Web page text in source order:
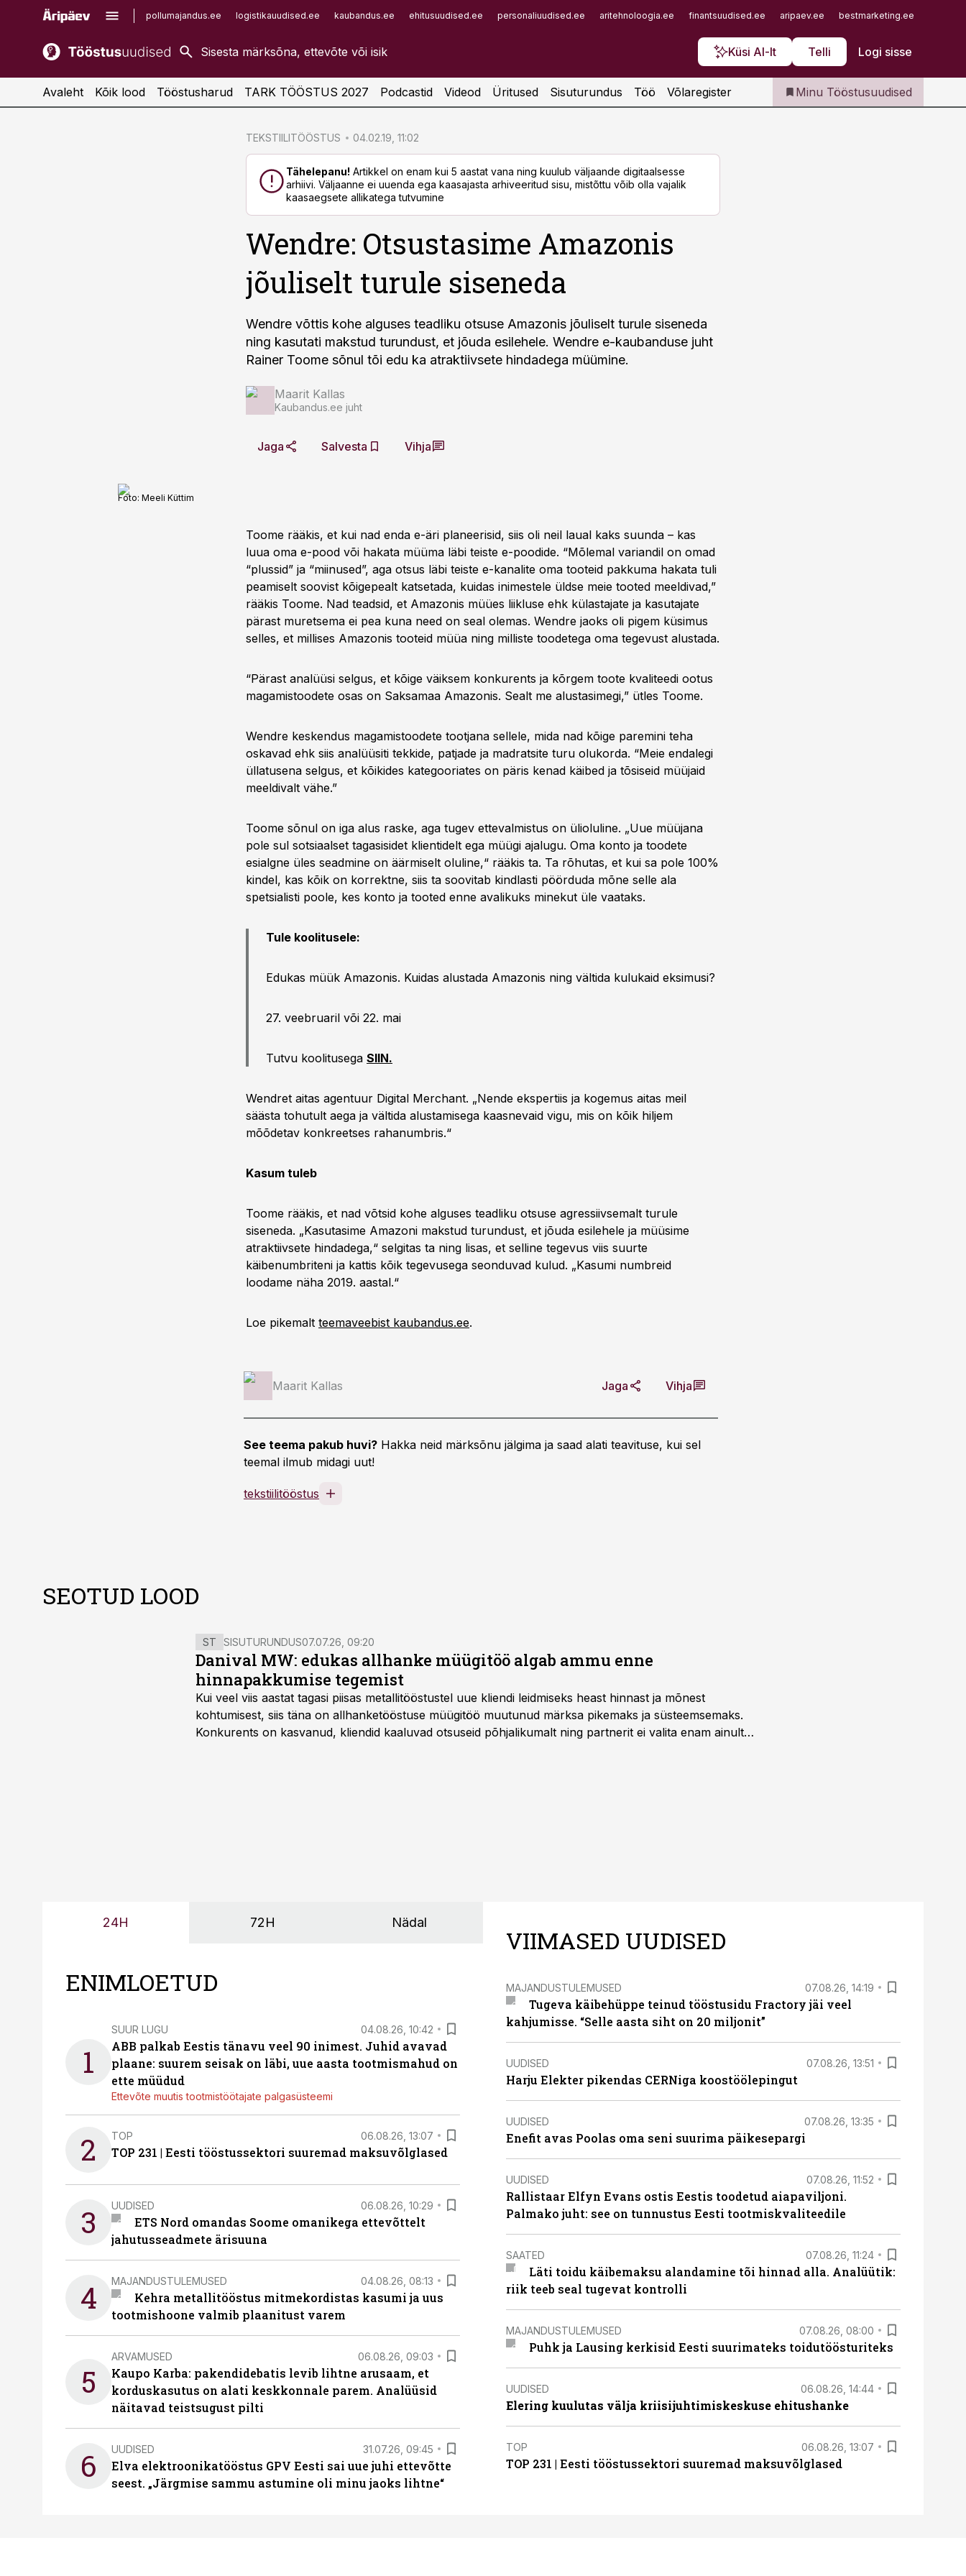
pollumajandus.ee logistikauudised.ee kaubandus.ee ehitusuudised.ee personaliuudised.ee aritehnoloogia.ee finantsuudised.ee aripaev.ee bestmarketing.ee
Küsi AI-lt Telli Logi sisse
kaubandus.ee
kinnisvarauudised.ee
imelineajalugu.ee
Infopank
Iseteenindus
Telli Tööstusuudised
Avaleht Kõik lood Tööstusharud TARK TÖÖSTUS 2027 Podcastid Videod Üritused Sisuturundus Töö Võlaregister Minu Tööstusuudised
TEKSTIILITÖÖSTUS 04.02.19, 11:02
Tähelepanu! Artikkel on enam kui 5 aastat vana ning kuulub väljaande digitaalsesse
arhiivi. Väljaanne ei uuenda ega kaasajasta arhiveeritud sisu, mistõttu võib olla vajalik
kaasaegsete allikatega tutvumine
Wendre: Otsustasime Amazonis
jõuliselt turule siseneda
Wendre võttis kohe alguses teadliku otsuse Amazonis jõuliselt turule siseneda
ning kasutati makstud turundust, et jõuda esilehele. Wendre e-kaubanduse juht
Rainer Toome sõnul tõi edu ka atraktiivsete hindadega müümine.
Maarit Kallas
Kaubandus.ee juht
Jaga Salvesta Vihja
Foto: Meeli Küttim
Toome rääkis, et kui nad enda e-äri planeerisid, siis oli neil laual kaks suunda – kas
luua oma e-pood või hakata müüma läbi teiste e-poodide. “Mõlemal variandil on omad
“plussid” ja “miinused”, aga otsus läbi teiste e-kanalite oma tooteid pakkuma hakata tuli
peamiselt soovist kõigepealt katsetada, kuidas inimestele üldse meie tooted meeldivad,”
rääkis Toome. Nad teadsid, et Amazonis müües liikluse ehk külastajate ja kasutajate
pärast muretsema ei pea kuna need on seal olemas. Wendre jaoks oli pigem küsimus
selles, et millises Amazonis tooteid müüa ning milliste toodetega oma tegevust alustada.
“Pärast analüüsi selgus, et kõige väiksem konkurents ja kõrgem toote kvaliteedi ootus
magamistoodete osas on Saksamaa Amazonis. Sealt me alustasimegi,” ütles Toome.
Wendre keskendus magamistoodete tootjana sellele, mida nad kõige paremini teha
oskavad ehk siis analüüsiti tekkide, patjade ja madratsite turu olukorda. “Meie endalegi
üllatusena selgus, et kõikides kategooriates on päris kenad käibed ja tõsiseid müüjaid
meeldivalt vähe.”
Toome sõnul on iga alus raske, aga tugev ettevalmistus on ülioluline. „Uue müüjana
pole sul sotsiaalset tagasisidet klientidelt ega müügi ajalugu. Oma konto ja toodete
esialgne üles seadmine on äärmiselt oluline,“ rääkis ta. Ta rõhutas, et kui sa pole 100%
kindel, kas kõik on korrektne, siis ta soovitab kindlasti pöörduda mõne selle ala
spetsialisti poole, kes konto ja tooted enne avalikuks minekut üle vaataks.
Tule koolitusele:
Edukas müük Amazonis. Kuidas alustada Amazonis ning vältida kulukaid eksimusi?
27. veebruaril või 22. mai
Tutvu koolitusega SIIN.
Wendret aitas agentuur Digital Merchant. „Nende ekspertiis ja kogemus aitas meil
säästa tohutult aega ja vältida alustamisega kaasnevaid vigu, mis on kõik hiljem
mõõdetav konkreetses rahanumbris.“
Kasum tuleb
Toome rääkis, et nad võtsid kohe alguses teadliku otsuse agressiivsemalt turule
siseneda. „Kasutasime Amazoni makstud turundust, et jõuda esilehele ja müüsime
atraktiivsete hindadega,“ selgitas ta ning lisas, et selline tegevus viis suurte
käibenumbriteni ja kattis kõik tegevusega seonduvad kulud. „Kasumi numbreid
loodame näha 2019. aastal.“
Loe pikemalt teemaveebist kaubandus.ee.
Maarit Kallas Jaga Vihja
See teema pakub huvi? Hakka neid märksõnu jälgima ja saad alati teavituse, kui sel
teemal ilmub midagi uut!
tekstiilitööstus
SEOTUD LOOD
ST SISUTURUNDUS07.07.26, 09:20
Danival MW: edukas allhanke müügitöö algab ammu enne
hinnapakkumise tegemist
Kui veel viis aastat tagasi piisas metallitööstustel uue kliendi leidmiseks heast hinnast ja mõnest
kohtumisest, siis täna on allhanketööstuse müügitöö muutunud märksa pikemaks ja süsteemsemaks.
Konkurents on kasvanud, kliendid kaaluvad otsuseid põhjalikumalt ning partnerit ei valita enam ainult
24H 72H Nädal
ENIMLOETUD
1
SUUR LUGU 04.08.26, 10:42
ABB palkab Eestis tänavu veel 90 inimest. Juhid avavad
plaane: suurem seisak on läbi, uue aasta tootmismahud on
ette müüdud
Ettevõte muutis tootmistöötajate palgasüsteemi
2 TOP 06.08.26, 13:07
TOP 231 | Eesti tööstussektori suuremad maksuvõlglased
3 UUDISED 06.08.26, 10:29
ETS Nord omandas Soome omanikega ettevõttelt
jahutusseadmete ärisuuna
4 MAJANDUSTULEMUSED 04.08.26, 08:13
Kehra metallitööstus mitmekordistas kasumi ja uus
tootmishoone valmib plaanitust varem
5
ARVAMUSED 06.08.26, 09:03
Kaupo Karba: pakendidebatis levib lihtne arusaam, et
korduskasutus on alati keskkonnale parem. Analüüsid
näitavad teistsugust pilti
6 UUDISED 31.07.26, 09:45
Elva elektroonikatööstus GPV Eesti sai uue juhi ettevõtte
seest. „Järgmise sammu astumine oli minu jaoks lihtne“
VIIMASED UUDISED
MAJANDUSTULEMUSED 07.08.26, 14:19
Tugeva käibehüppe teinud tööstusidu Fractory jäi veel
kahjumisse. “Selle aasta siht on 20 miljonit”
UUDISED 07.08.26, 13:51
Harju Elekter pikendas CERNiga koostöölepingut
UUDISED 07.08.26, 13:35
Enefit avas Poolas oma seni suurima päikesepargi
UUDISED 07.08.26, 11:52
Rallistaar Elfyn Evans ostis Eestis toodetud aiapaviljoni.
Palmako juht: see on tunnustus Eesti tootmiskvaliteedile
SAATED 07.08.26, 11:24
Läti toidu käibemaksu alandamine tõi hinnad alla. Analüütik:
riik teeb seal tugevat kontrolli
MAJANDUSTULEMUSED 07.08.26, 08:00
Puhk ja Lausing kerkisid Eesti suurimateks toidutöösturiteks
UUDISED 06.08.26, 14:44
Elering kuulutas välja kriisijuhtimiskeskuse ehitushanke
TOP 06.08.26, 13:07
TOP 231 | Eesti tööstussektori suuremad maksuvõlglased